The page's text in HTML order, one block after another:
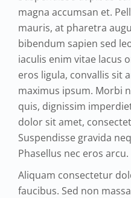
magna accumsan et.
mauris, at pharetra
bibendum sapien sed
iaculis enim vitae lacus
eros ligula, convallis sit
maximus ipsum. Morbi
quis, dignissim
dolor sit amet,
Suspendisse gravida
Phasellus nec eros arcu.
Aliquam consectetur
faucibus. Sed non